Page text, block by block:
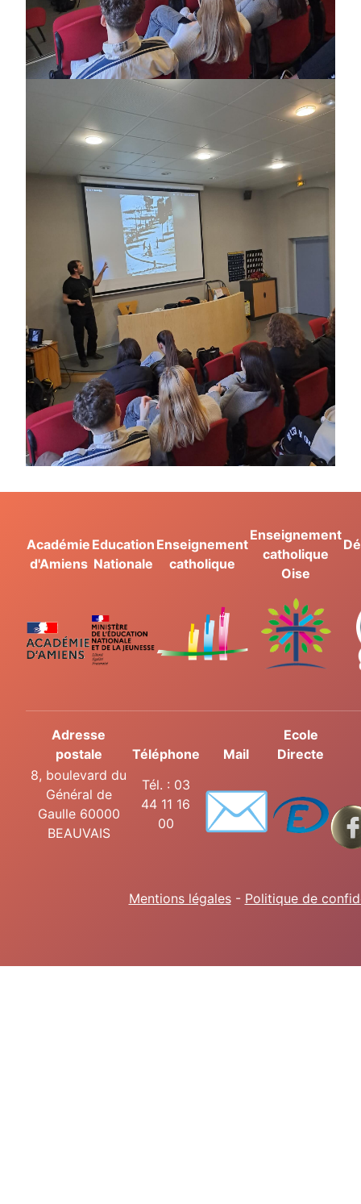
Académie
d'Amiens
Education
Nationale
Enseignement
catholique
Enseignement
catholique
Oise
Adresse
postale
Téléphone Mail
Ecole
Directe
8, boulevard du
Général de
Gaulle 60000
BEAUVAIS
Tél. : 03
44 11 16
00
✉️
Mentions légales- Politique de